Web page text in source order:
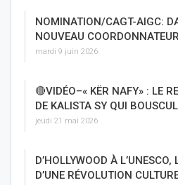
NOMINATION/CAGT-AIGC:
NOUVEAU
mardi 9 juin 2026
🔴VIDÉO–« KËR NAFY» : LE
DE KALISTA SY QUI
jeudi 21 mai 2026
D’HOLLYWOOD À
D’UNE RÉVOLUTION